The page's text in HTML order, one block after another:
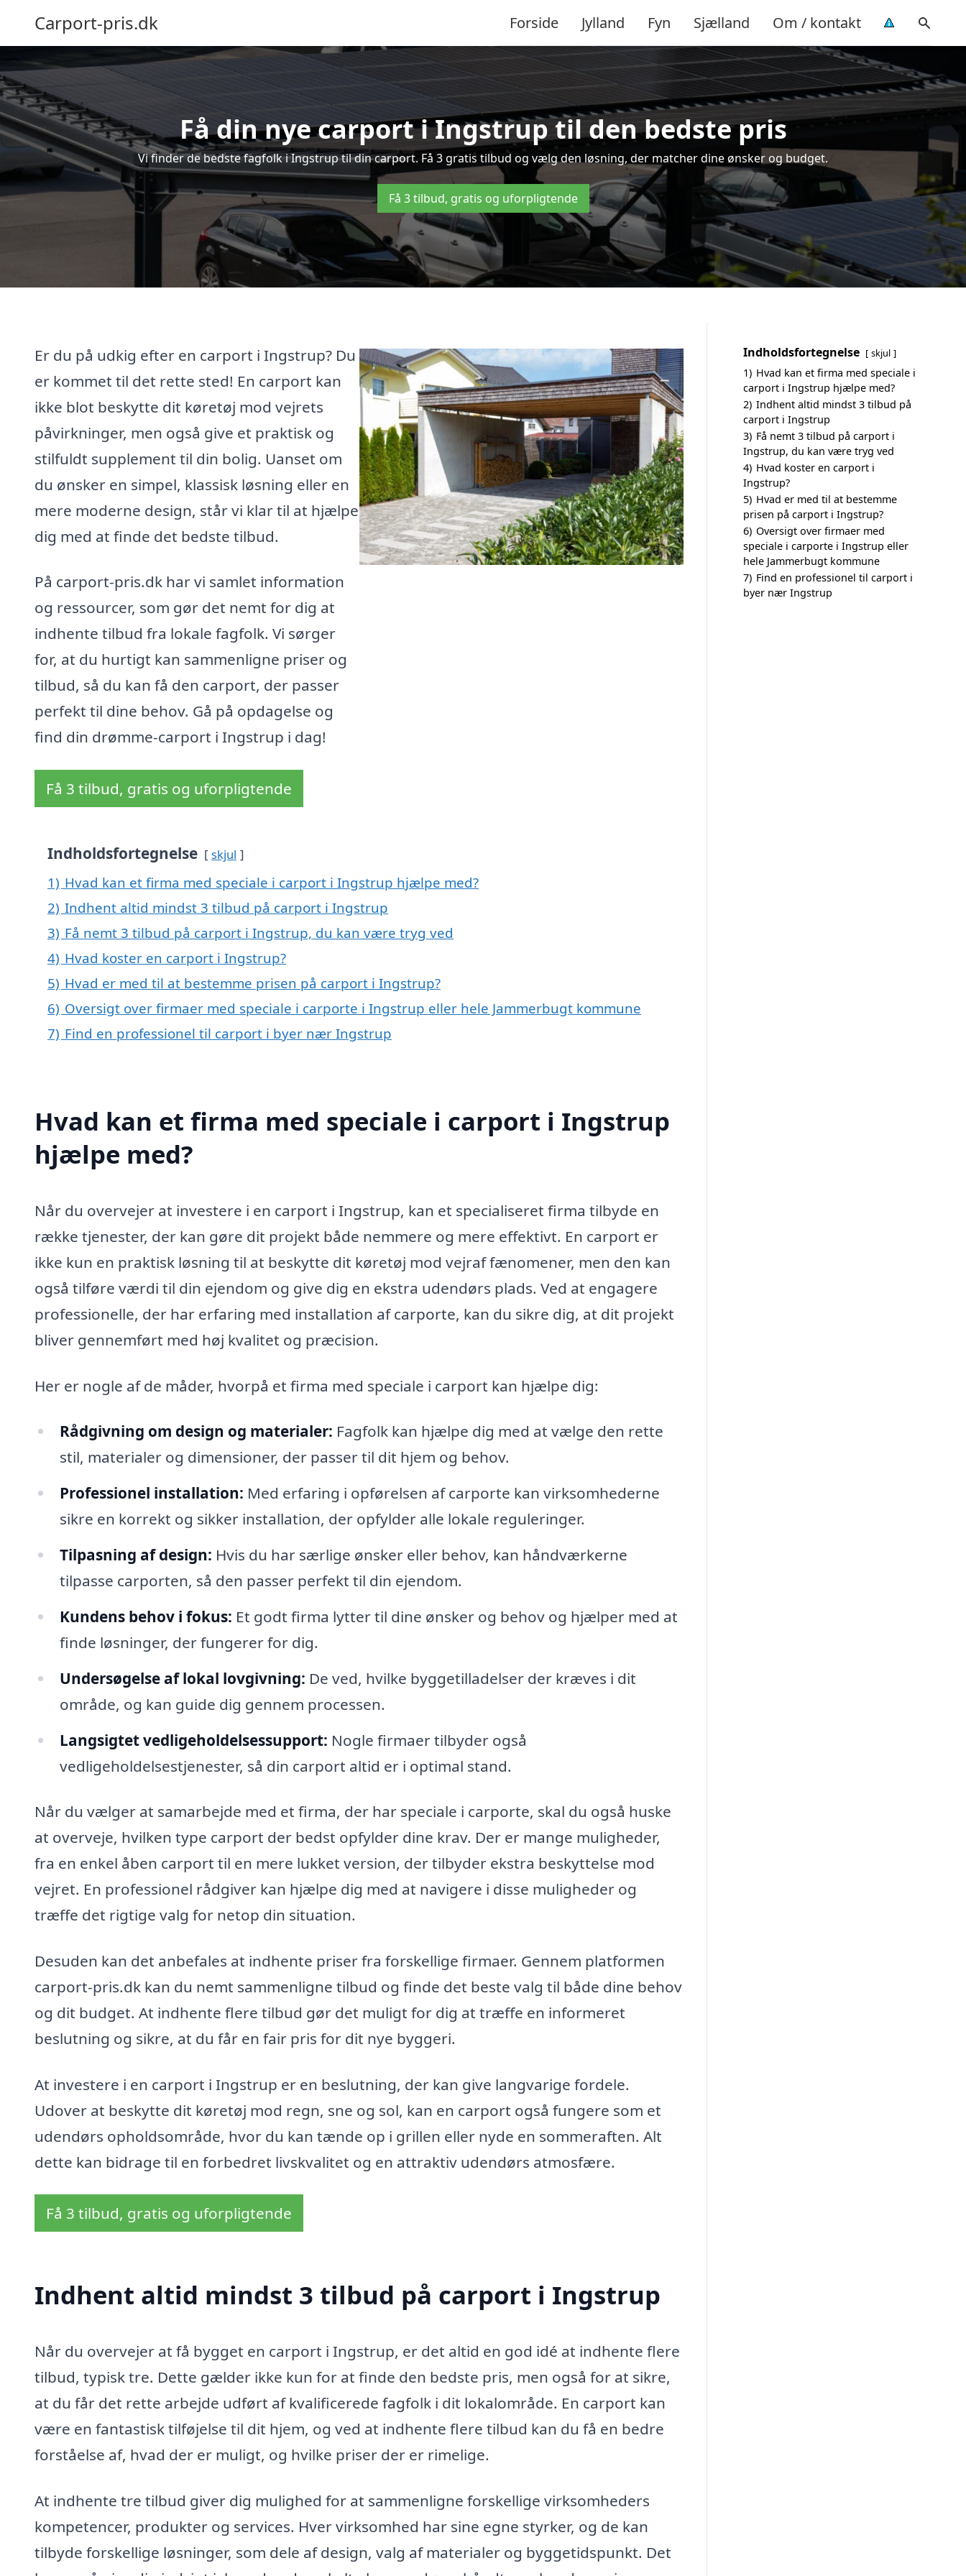
Carport-pris.dk Forside Jylland Fyn Sjælland Om / kontakt
Få din nye carport i Ingstrup til den bedste pris
Vi finder de bedste fagfolk i Ingstrup til din carport. Få 3 gratis tilbud og vælg den løsning, der matcher dine ønsker og budget.
Få 3 tilbud, gratis og uforpligtende
Er du på udkig efter en carport i Ingstrup? Du
er kommet til det rette sted! En carport kan
ikke blot beskytte dit køretøj mod vejrets
påvirkninger, men også give et praktisk og
stilfuldt supplement til din bolig. Uanset om
du ønsker en simpel, klassisk løsning eller en
mere moderne design, står vi klar til at hjælpe
dig med at finde det bedste tilbud.
På carport-pris.dk har vi samlet information
og ressourcer, som gør det nemt for dig at
indhente tilbud fra lokale fagfolk. Vi sørger
for, at du hurtigt kan sammenligne priser og
tilbud, så du kan få den carport, der passer
perfekt til dine behov. Gå på opdagelse og
find din drømme-carport i Ingstrup i dag!
Få 3 tilbud, gratis og uforpligtende
Indholdsfortegnelse skjul
1) Hvad kan et firma med speciale i carport i Ingstrup hjælpe med?
2) Indhent altid mindst 3 tilbud på carport i Ingstrup
3) Få nemt 3 tilbud på carport i Ingstrup, du kan være tryg ved
4) Hvad koster en carport i Ingstrup?
5) Hvad er med til at bestemme prisen på carport i Ingstrup?
6) Oversigt over firmaer med speciale i carporte i Ingstrup eller hele Jammerbugt kommune
7) Find en professionel til carport i byer nær Ingstrup
Hvad kan et firma med speciale i carport i Ingstrup
hjælpe med?
Når du overvejer at investere i en carport i Ingstrup, kan et specialiseret firma tilbyde en
række tjenester, der kan gøre dit projekt både nemmere og mere effektivt. En carport er
ikke kun en praktisk løsning til at beskytte dit køretøj mod vejraf fænomener, men den kan
også tilføre værdi til din ejendom og give dig en ekstra udendørs plads. Ved at engagere
professionelle, der har erfaring med installation af carporte, kan du sikre dig, at dit projekt
bliver gennemført med høj kvalitet og præcision.
Her er nogle af de måder, hvorpå et firma med speciale i carport kan hjælpe dig:
Rådgivning om design og materialer: Fagfolk kan hjælpe dig med at vælge den rette
stil, materialer og dimensioner, der passer til dit hjem og behov.
Professionel installation: Med erfaring i opførelsen af carporte kan virksomhederne
sikre en korrekt og sikker installation, der opfylder alle lokale reguleringer.
Tilpasning af design: Hvis du har særlige ønsker eller behov, kan håndværkerne
tilpasse carporten, så den passer perfekt til din ejendom.
Kundens behov i fokus: Et godt firma lytter til dine ønsker og behov og hjælper med at
finde løsninger, der fungerer for dig.
Undersøgelse af lokal lovgivning: De ved, hvilke byggetilladelser der kræves i dit
område, og kan guide dig gennem processen.
Langsigtet vedligeholdelsessupport: Nogle firmaer tilbyder også
vedligeholdelsestjenester, så din carport altid er i optimal stand.
Når du vælger at samarbejde med et firma, der har speciale i carporte, skal du også huske
at overveje, hvilken type carport der bedst opfylder dine krav. Der er mange muligheder,
fra en enkel åben carport til en mere lukket version, der tilbyder ekstra beskyttelse mod
vejret. En professionel rådgiver kan hjælpe dig med at navigere i disse muligheder og
træffe det rigtige valg for netop din situation.
Desuden kan det anbefales at indhente priser fra forskellige firmaer. Gennem platformen
carport-pris.dk kan du nemt sammenligne tilbud og finde det beste valg til både dine behov
og dit budget. At indhente flere tilbud gør det muligt for dig at træffe en informeret
beslutning og sikre, at du får en fair pris for dit nye byggeri.
At investere i en carport i Ingstrup er en beslutning, der kan give langvarige fordele.
Udover at beskytte dit køretøj mod regn, sne og sol, kan en carport også fungere som et
udendørs opholdsområde, hvor du kan tænde op i grillen eller nyde en sommeraften. Alt
dette kan bidrage til en forbedret livskvalitet og en attraktiv udendørs atmosfære.
Få 3 tilbud, gratis og uforpligtende
Indhent altid mindst 3 tilbud på carport i Ingstrup
Når du overvejer at få bygget en carport i Ingstrup, er det altid en god idé at indhente flere
tilbud, typisk tre. Dette gælder ikke kun for at finde den bedste pris, men også for at sikre,
at du får det rette arbejde udført af kvalificerede fagfolk i dit lokalområde. En carport kan
være en fantastisk tilføjelse til dit hjem, og ved at indhente flere tilbud kan du få en bedre
forståelse af, hvad der er muligt, og hvilke priser der er rimelige.
At indhente tre tilbud giver dig mulighed for at sammenligne forskellige virksomheders
kompetencer, produkter og services. Hver virksomhed har sine egne styrker, og de kan
tilbyde forskellige løsninger, som dele af design, valg af materialer og byggetidspunkt. Det
Indholdsfortegnelse skjul
1) Hvad kan et firma med speciale i
carport i Ingstrup hjælpe med?
2) Indhent altid mindst 3 tilbud på
carport i Ingstrup
3) Få nemt 3 tilbud på carport i
Ingstrup, du kan være tryg ved
4) Hvad koster en carport i
Ingstrup?
5) Hvad er med til at bestemme
prisen på carport i Ingstrup?
6) Oversigt over firmaer med
speciale i carporte i Ingstrup eller
hele Jammerbugt kommune
7) Find en professionel til carport i
byer nær Ingstrup